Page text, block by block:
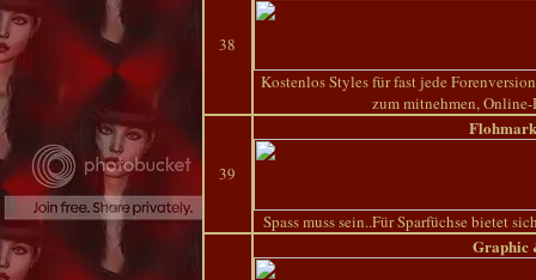
38
Kostenlos Styles für fast jede
zum mitnehmen,
39
Spass muss sein..Für Sparfüchse bietet
Graphic